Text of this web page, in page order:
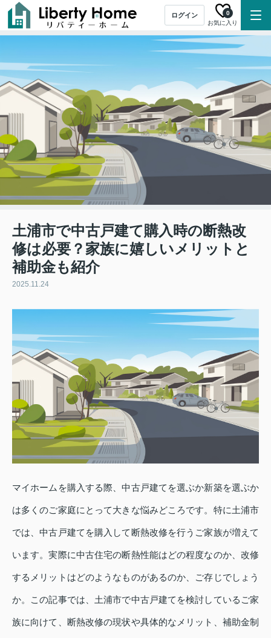
ログイン
お気に入り
0
土浦市で中古戸建て購入時の断熱改
修は必要？家族に嬉しいメリットと
補助金も紹介
2025.11.24
マイホームを購入する際、中古戸建てを選ぶか新築を選ぶか
は多くのご家庭にとって大きな悩みどころです。特に土浦市
では、中古戸建てを購入して断熱改修を行うご家族が増えて
います。実際に中古住宅の断熱性能はどの程度なのか、改修
するメリットはどのようなものがあるのか、ご存じでしょう
か。この記事では、土浦市で中古戸建てを検討しているご家
族に向けて、断熱改修の現状や具体的なメリット、補助金制